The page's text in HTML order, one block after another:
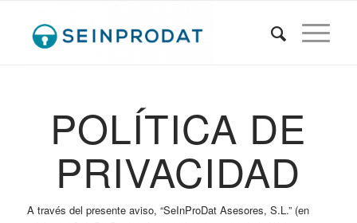
POLÍTICA DE
PRIVACIDAD
A través del presente aviso, “SeInProDat Asesores, S.L.” (en